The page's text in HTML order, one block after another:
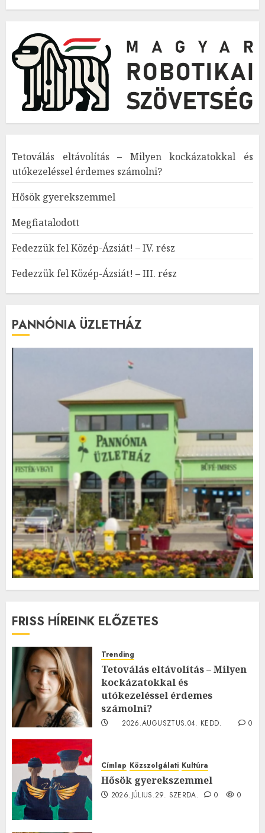
Tetoválás eltávolítás – Milyen kockázatokkal és
utókezeléssel érdemes számolni?
Hősök gyerekszemmel
Megfiatalodott
Fedezzük fel Közép-Ázsiát! – IV. rész
Fedezzük fel Közép-Ázsiát! – III. rész
PANNÓNIA ÜZLETHÁZ
FRISS HÍREINK ELŐZETES
Trending
Tetoválás eltávolítás – Milyen
kockázatokkal és
utókezeléssel érdemes
számolni?
2026.AUGUSZTUS.04. KEDD.
0
Címlap Közszolgálati Kultúra
Hősök gyerekszemmel
2026.JÚLIUS.29. SZERDA. 0 0